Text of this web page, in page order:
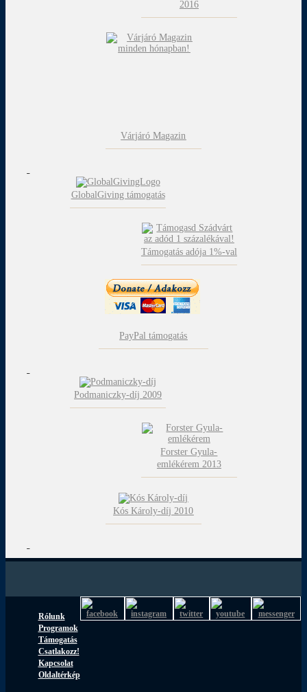
2016
Várjáró Magazin
GlobalGiving támogatás
Támogatás adója 1%-val
PayPal támogatás
Podmaniczky-díj 2009
Forster Gyula-
emlékérem 2013
Kós Károly-díj 2010
Rólunk
Programok
Támogatás
Csatlakozz!
Kapcsolat
Oldaltérkép